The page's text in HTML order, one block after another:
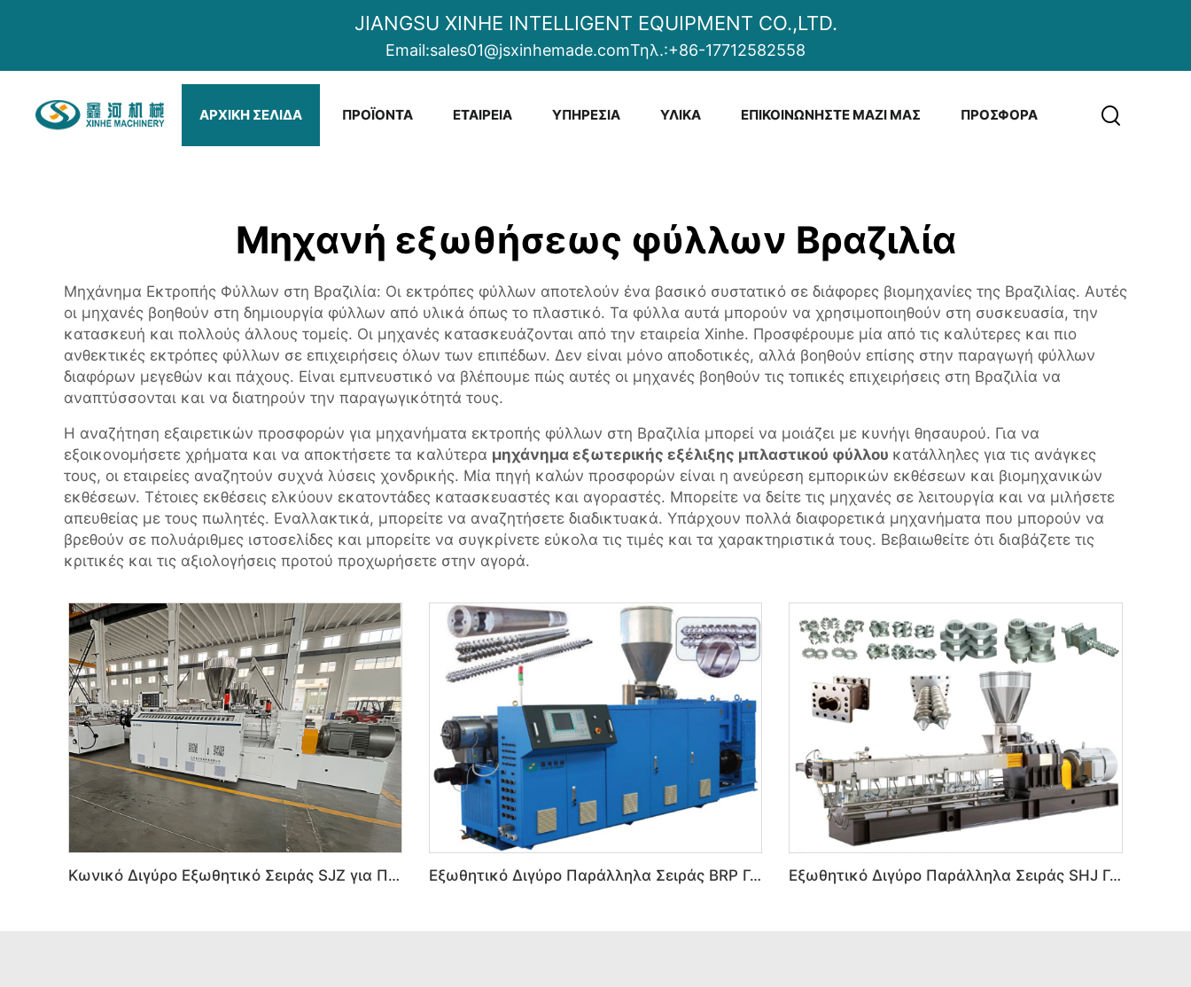
JIANGSU XINHE INTELLIGENT EQUIPMENT CO.,LTD.
Email:sales01@jsxinhemade.comΤηλ.:+86-17712582558
ΑΡΧΙΚΉ ΣΕΛΊΔΑ ΠΡΟΪΌΝΤΑ ΕΤΑΙΡΕΊΑ ΥΠΗΡΕΣΊΑ ΥΛΙΚΆ ΕΠΙΚΟΙΝΩΝΉΣΤΕ ΜΑΖΊ ΜΑΣ ΠΡΟΣΦΟΡΆ
Μηχανή εξωθήσεως φύλλων Βραζιλία
Μηχάνημα Εκτροπής Φύλλων στη Βραζιλία: Οι εκτρόπες φύλλων αποτελούν ένα βασικό συστατικό σε διάφορες βιομηχανίες της Βραζιλίας. Αυτές
οι μηχανές βοηθούν στη δημιουργία φύλλων από υλικά όπως το πλαστικό. Τα φύλλα αυτά μπορούν να χρησιμοποιηθούν στη συσκευασία, την
κατασκευή και πολλούς άλλους τομείς. Οι μηχανές κατασκευάζονται από την εταιρεία Xinhe. Προσφέρουμε μία από τις καλύτερες και πιο
ανθεκτικές εκτρόπες φύλλων σε επιχειρήσεις όλων των επιπέδων. Δεν είναι μόνο αποδοτικές, αλλά βοηθούν επίσης στην παραγωγή φύλλων
διαφόρων μεγεθών και πάχους. Είναι εμπνευστικό να βλέπουμε πώς αυτές οι μηχανές βοηθούν τις τοπικές επιχειρήσεις στη Βραζιλία να
αναπτύσσονται και να διατηρούν την παραγωγικότητά τους.
Η αναζήτηση εξαιρετικών προσφορών για μηχανήματα εκτροπής φύλλων στη Βραζιλία μπορεί να μοιάζει με κυνήγι θησαυρού. Για να
εξοικονομήσετε χρήματα και να αποκτήσετε τα καλύτερα μηχάνημα εξωτερικής εξέλιξης μπλαστικού φύλλου κατάλληλες για τις ανάγκες
τους, οι εταιρείες αναζητούν συχνά λύσεις χονδρικής. Μία πηγή καλών προσφορών είναι η ανεύρεση εμπορικών εκθέσεων και βιομηχανικών
εκθέσεων. Τέτοιες εκθέσεις ελκύουν εκατοντάδες κατασκευαστές και αγοραστές. Μπορείτε να δείτε τις μηχανές σε λειτουργία και να μιλήσετε
απευθείας με τους πωλητές. Εναλλακτικά, μπορείτε να αναζητήσετε διαδικτυακά. Υπάρχουν πολλά διαφορετικά μηχανήματα που μπορούν να
βρεθούν σε πολυάριθμες ιστοσελίδες και μπορείτε να συγκρίνετε εύκολα τις τιμές και τα χαρακτηριστικά τους. Βεβαιωθείτε ότι διαβάζετε τις
κριτικές και τις αξιολογήσεις προτού προχωρήσετε στην αγορά.
Κωνικό Διγύρο Εξωθητικό Σειράς SJZ για Πλαστικά PVC PE Εξωθητικό Διγύρο Παράλληλα Σειράς BRP Για Μηχάνημα Εξωθητικής PVC Πλαστικών Εξωθητικό Διγύρο Παράλληλα Σειράς SHJ Για Μηχάνημα Εξωθητικής PVC Πλαστικών